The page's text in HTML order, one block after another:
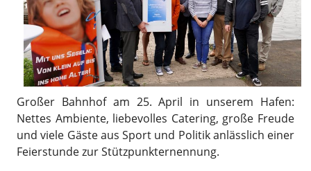
Großer Bahnhof am 25. April in unserem Hafen:
Nettes Ambiente, liebevolles Catering, große Freude
und viele Gäste aus Sport und Politik anlässlich einer
Feierstunde zur Stützpunkternennung.